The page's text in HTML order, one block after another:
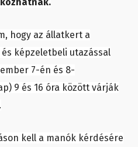
hogy az állatkert a
képzeletbeli utazással
7-én és 8-
9 és 16 óra között várják
kell a manók kérdésére